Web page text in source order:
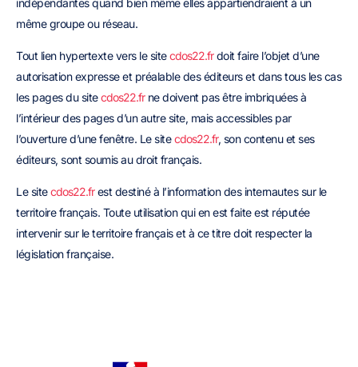
même groupe ou réseau.
Tout lien hypertexte vers le sitecdos22.frdoit faire l’objet d’une
autorisation expresse et préalable des éditeurs et dans tous les cas
les pages du sitecdos22.frne doivent pas être imbriquées à
l’intérieur des pages d’un autre site, mais accessibles par
l’ouverture d’une fenêtre. Le sitecdos22.fr, son contenu et ses
éditeurs, sont soumis au droit français.
Le sitecdos22.frest destiné à l’information des internautes sur le
territoire français. Toute utilisation qui en est faite est réputée
intervenir sur le territoire français et à ce titre doit respecter la
législation française.